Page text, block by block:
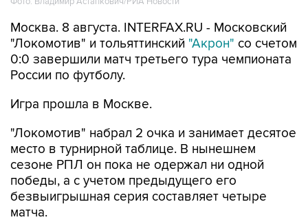
Москва. 8 августа. INTERFAX.RU - Московский
"Локомотив" и тольяттинский "Акрон" со счетом
0:0 завершили матч третьего тура чемпионата
России по футболу.
Игра прошла в Москве.
"Локомотив" набрал 2 очка и занимает десятое
место в турнирной таблице. В нынешнем
сезоне РПЛ он пока не одержал ни одной
победы, а с учетом предыдущего его
безвыигрышная серия составляет четыре
матча.